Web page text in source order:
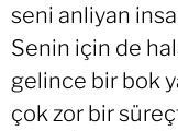
seni anliyan
Senin için de
gelince bir bok
çok zor bir